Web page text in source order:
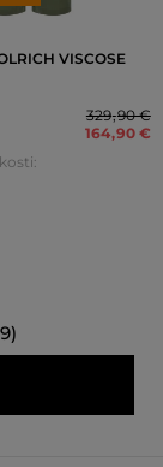
VISCOSE
329,90 €
164,90 €